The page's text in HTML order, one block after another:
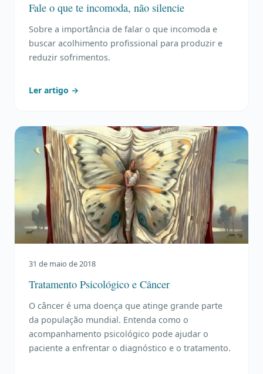
Fale o que te incomoda, não silencie
Sobre a importância de falar o que incomoda e
buscar acolhimento profissional para produzir e
reduzir sofrimentos.
Ler artigo →
31 de maio de 2018
Tratamento Psicológico e Câncer
O câncer é uma doença que atinge grande parte
da população mundial. Entenda como o
acompanhamento psicológico pode ajudar o
paciente a enfrentar o diagnóstico e o tratamento.